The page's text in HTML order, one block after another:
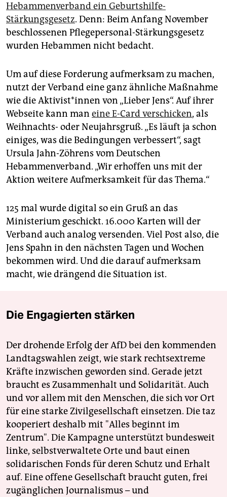
Hebammenverband ein Geburtshilfe-
Stärkungsgesetz. Denn: Beim Anfang November
beschlossenen Pflegepersonal-Stärkungsgesetz
wurden Hebammen nicht bedacht.
Um auf diese Forderung aufmerksam zu machen,
nutzt der Verband eine ganz ähnliche Maßnahme
wie die Aktivist*innen von „Lieber Jens“. Auf ihrer
Webseite kann man eine E-Card verschicken, als
Weihnachts- oder Neujahrsgruß. „Es läuft ja schon
einiges, was die Bedingungen verbessert“, sagt
Ursula Jahn-Zöhrens vom Deutschen
Hebammenverband. „Wir erhoffen uns mit der
Aktion weitere Aufmerksamkeit für das Thema.“
125 mal wurde digital so ein Gruß an das
Ministerium geschickt. 16.000 Karten will der
Verband auch analog versenden. Viel Post also, die
Jens Spahn in den nächsten Tagen und Wochen
bekommen wird. Und die darauf aufmerksam
macht, wie drängend die Situation ist.
Die Engagierten stärken
Der drohende Erfolg der AfD bei den kommenden
Landtagswahlen zeigt, wie stark rechtsextreme
Kräfte inzwischen geworden sind. Gerade jetzt
braucht es Zusammenhalt und Solidarität. Auch
und vor allem mit den Menschen, die sich vor Ort
für eine starke Zivilgesellschaft einsetzen. Die taz
kooperiert deshalb mit "Alles beginnt im
Zentrum". Die Kampagne unterstützt bundesweit
linke, selbstverwaltete Orte und baut einen
solidarischen Fonds für deren Schutz und Erhalt
auf. Eine offene Gesellschaft braucht guten, frei
zugänglichen Journalismus – und